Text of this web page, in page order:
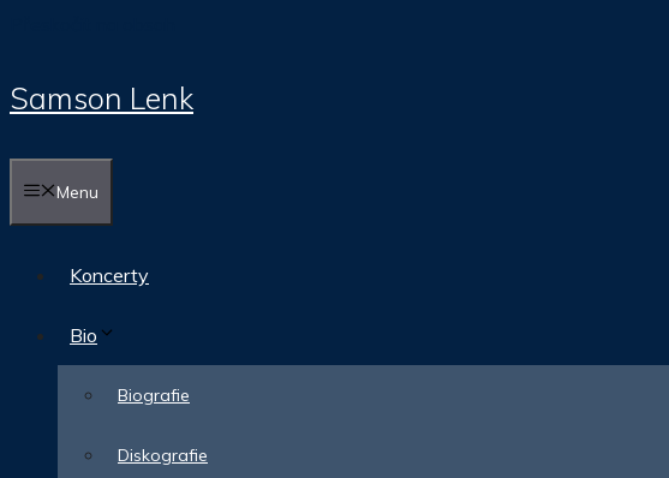
Samson Lenk
Menu
Koncerty
Bio
Biografie
Diskografie